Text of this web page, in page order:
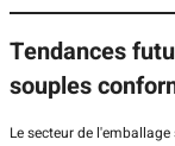
Tendances
souples
Le secteur de